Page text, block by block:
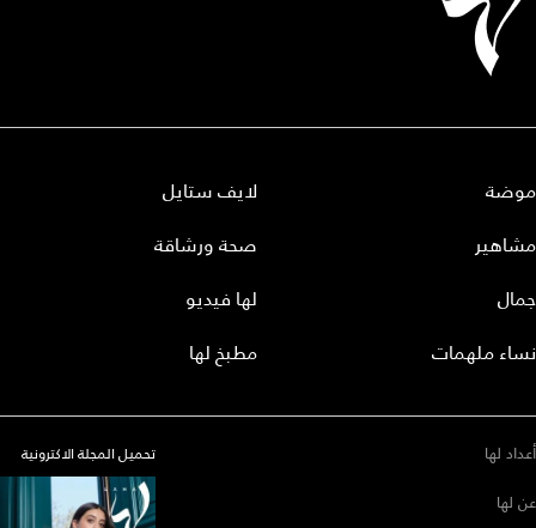
موضة
مشاهير
جمال
نساء ملهمات
لايف ستايل
صحة ورشاقة
لها فيديو
مطبخ لها
أعداد لها
عن لها
تحميل المجلة الاكترونية